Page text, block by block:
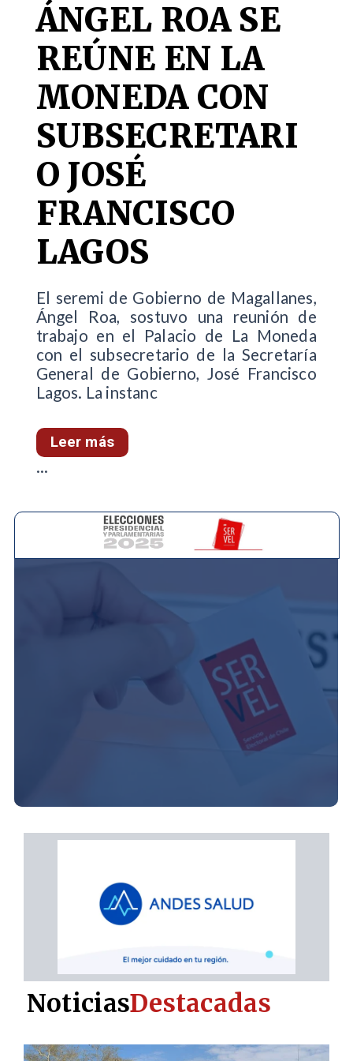
ÁNGEL ROA SE
REÚNE EN LA
MONEDA CON
SUBSECRETARI
O JOSÉ
FRANCISCO
LAGOS
El seremi de Gobierno de Magallanes,
Ángel Roa, sostuvo una reunión de
trabajo en el Palacio de La Moneda
con el subsecretario de la Secretaría
General de Gobierno, José Francisco
Lagos. La instanc
Leer más
...
NoticiasDestacadas